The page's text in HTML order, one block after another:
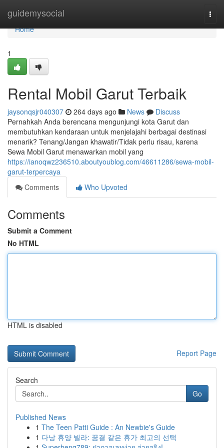
guidemysocial
Home
Home
1
Rental Mobil Garut Terbaik
jaysonqsjr040307 264 days ago News
Discuss
Pernahkah Anda berencana mengunjungi kota Garut dan
membutuhkan kendaraan untuk menjelajahi berbagai destinasi
menarik? Tenang/Jangan khawatir/Tidak perlu risau, karena
Sewa Mobil Garut menawarkan mobil yang
https://ianoqwz236510.aboutyoublog.com/46611286/sewa-mobil-
garut-terpercaya
Comments
Who Upvoted
Comments
Submit a Comment
No HTML
HTML is disabled
Report Page
Search
Go
Published News
1 The Teen Patti Guide : An Newbie's Guide
1 다낭 휴양 빌라: 꿈결 같은 휴가 최고의 선택